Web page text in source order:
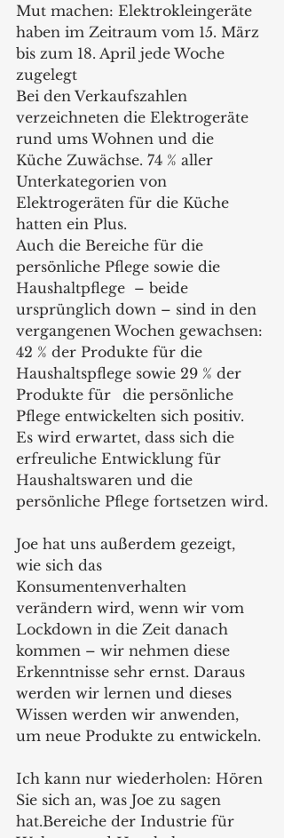
Mut machen: Elektrokleingeräte
haben im Zeitraum vom 15. März
bis zum 18. April jede Woche
zugelegt
Bei den Verkaufszahlen
verzeichneten die Elektrogeräte
rund ums Wohnen und die
Küche Zuwächse. 74 % aller
Unterkategorien von
Elektrogeräten für die Küche
hatten ein Plus.
Auch die Bereiche für die
persönliche Pflege sowie die
Haushaltpflege  – beide
ursprünglich down – sind in den
vergangenen Wochen gewachsen:
42 % der Produkte für die
Haushaltspflege sowie 29 % der
Produkte für 	die persönliche
Pflege entwickelten sich positiv.
Es wird erwartet, dass sich die
erfreuliche Entwicklung für
Haushaltswaren und die
persönliche Pflege fortsetzen wird.
Joe hat uns außerdem gezeigt,
wie sich das
Konsumentenverhalten
verändern wird, wenn wir vom
Lockdown in die Zeit danach
kommen – wir nehmen diese
Erkenntnisse sehr ernst. Daraus
werden wir lernen und dieses
Wissen werden wir anwenden,
um neue Produkte zu entwickeln.
Ich kann nur wiederholen: Hören
Sie sich an, was Joe zu sagen
hat.Bereiche der Industrie für